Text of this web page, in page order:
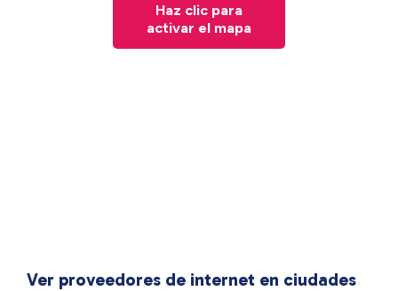
Haz clic para
activar el mapa
Ver proveedores de internet en ciudades